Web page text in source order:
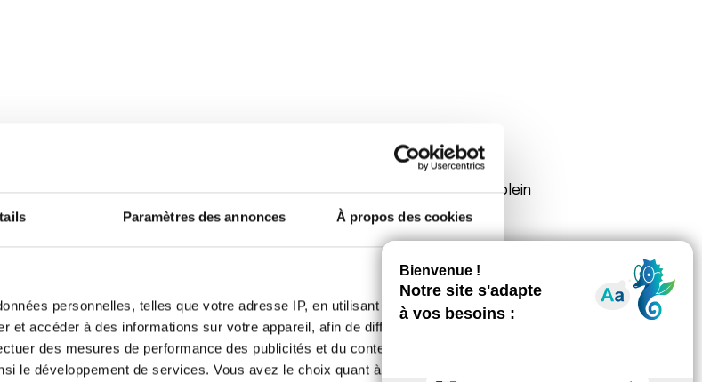
Paramètres des annonces À propos des cookies
personnelles, telles que votre adresse IP, en utilisant des
et accéder à des informations sur votre appareil, afin de diffuser des
des mesures de performance des publicités et du contenu, ainsi que de
le développement de services. Vous avez le choix quant à l'utilisation de
trois wagons en partance de où il fait un super beau soleil. Courage et plein
choses.